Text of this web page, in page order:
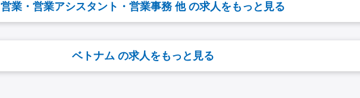
営業・営業アシスタント・営業事務 他 の求人をもっと見る
ベトナム の求人をもっと見る